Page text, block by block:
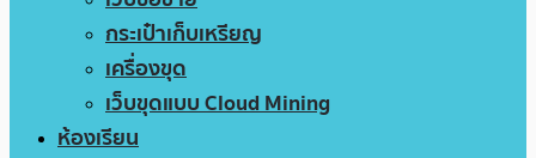
กระเป๋าเก็บเหรียญ
เครื่องขุด
เว็บขุดแบบ Cloud Mining
ห้องเรียน